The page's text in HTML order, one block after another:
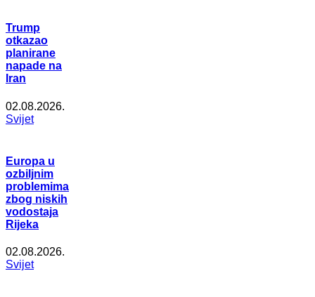
Trump
otkazao
planirane
napade na
Iran
02.08.2026.
Svijet
Europa u
ozbiljnim
problemima
zbog niskih
vodostaja
Rijeka
02.08.2026.
Svijet